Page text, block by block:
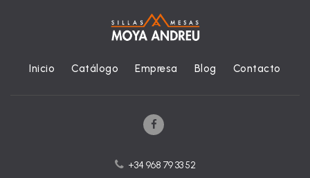
Inicio Catálogo Empresa Blog Contacto
+34 968 79 33 52